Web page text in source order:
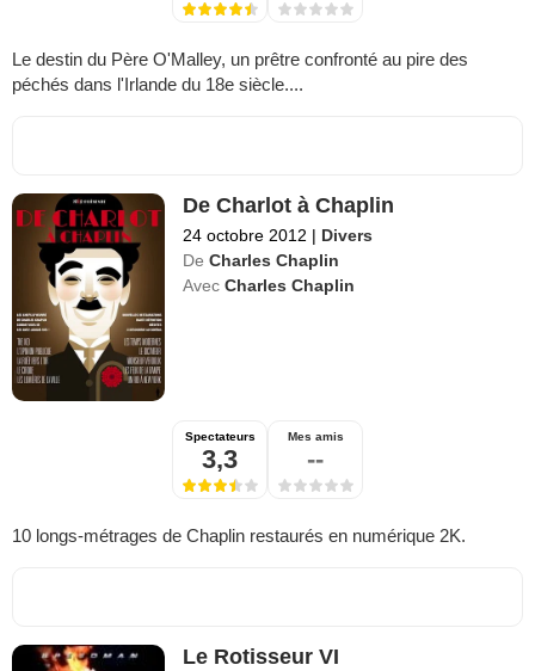
Le destin du Père O'Malley, un prêtre confronté au pire des
péchés dans l'Irlande du 18e siècle....
De Charlot à Chaplin
24 octobre 2012 | Divers
De Charles Chaplin
Avec Charles Chaplin
Spectateurs
3,3
Mes amis
--
10 longs-métrages de Chaplin restaurés en numérique 2K.
Le Rotisseur VI